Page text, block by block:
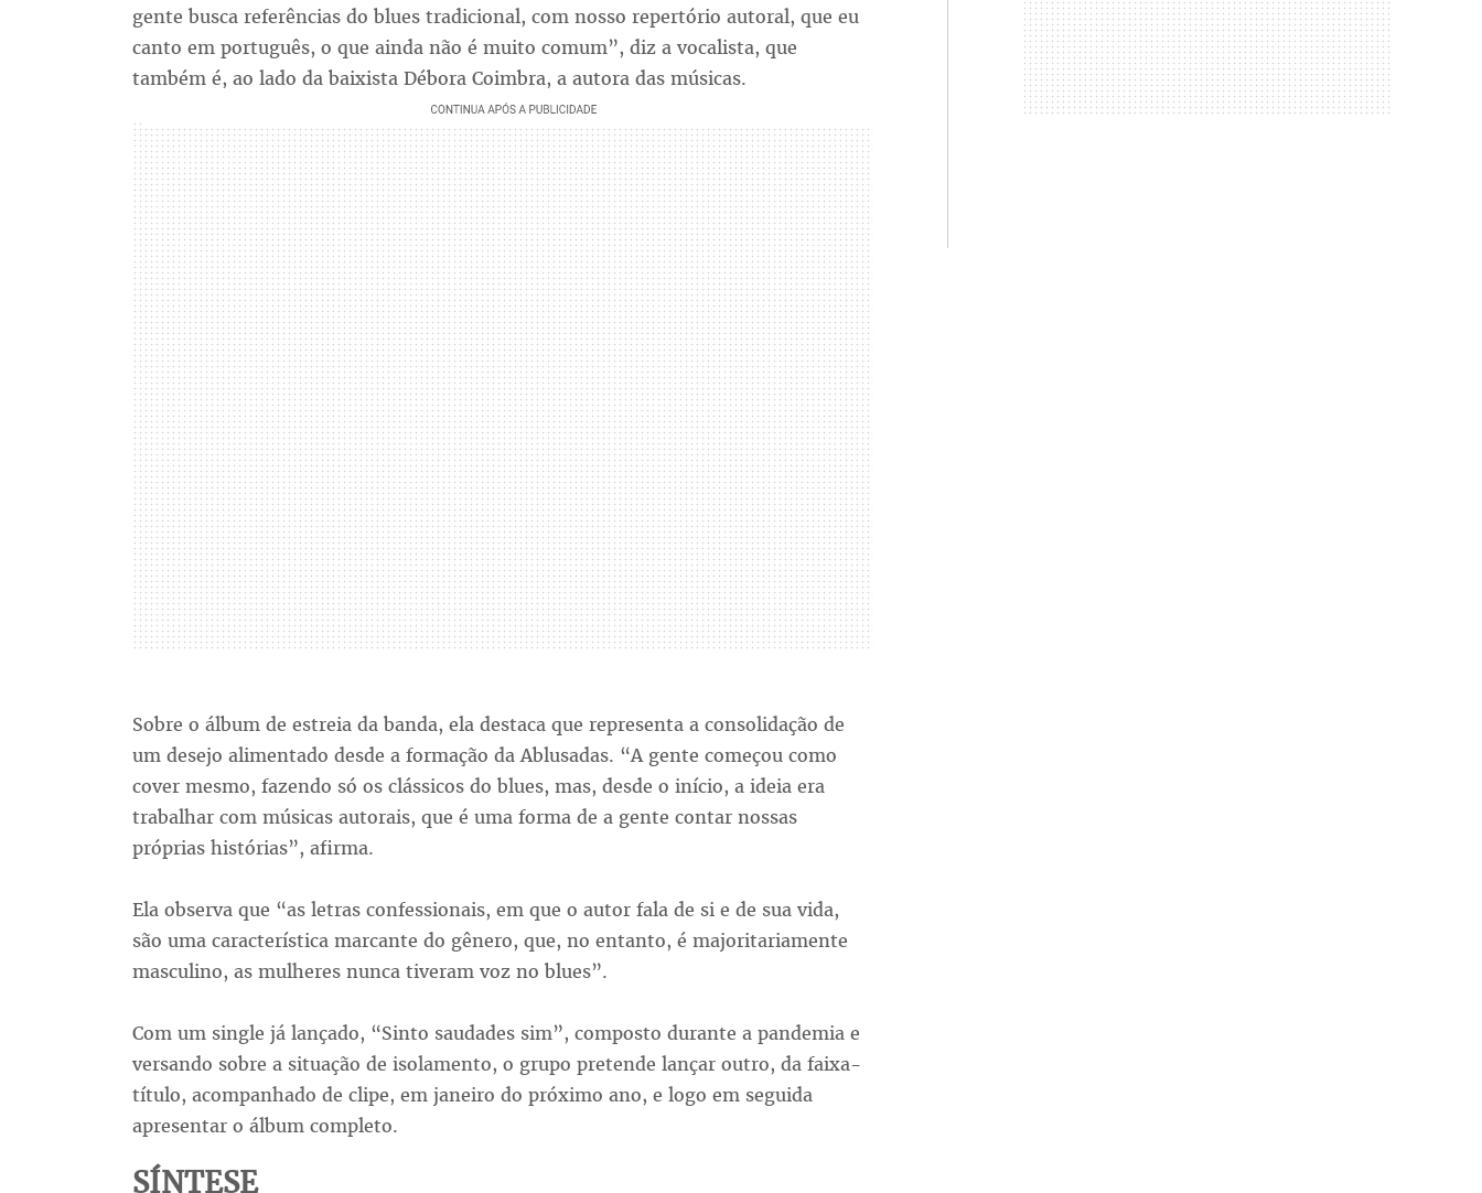
gente busca referências do blues tradicional, com nosso repertório autoral, que eu
canto em português, o que ainda não é muito comum”, diz a vocalista, que
também é, ao lado da baixista Débora Coimbra, a autora das músicas.
Sobre o álbum de estreia da banda, ela destaca que representa a consolidação de
um desejo alimentado desde a formação da Ablusadas. “A gente começou como
cover mesmo, fazendo só os clássicos do blues, mas, desde o início, a ideia era
trabalhar com músicas autorais, que é uma forma de a gente contar nossas
próprias histórias”, afirma.
Ela observa que “as letras confessionais, em que o autor fala de si e de sua vida,
são uma característica marcante do gênero, que, no entanto, é majoritariamente
masculino, as mulheres nunca tiveram voz no blues”.
Com um single já lançado, “Sinto saudades sim”, composto durante a pandemia e
versando sobre a situação de isolamento, o grupo pretende lançar outro, da faixa-
título, acompanhado de clipe, em janeiro do próximo ano, e logo em seguida
apresentar o álbum completo.
SÍNTESE